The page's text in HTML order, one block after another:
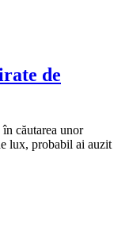
de
căutarea unor
lux, probabil ai auzit